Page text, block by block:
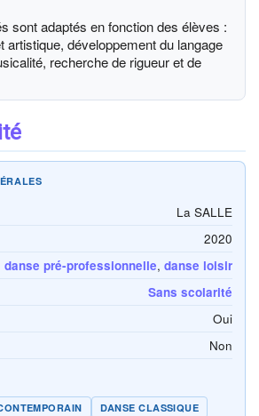
sont adaptés en fonction des élèves :
artistique, développement du langage
recherche de rigueur et de
La SALLE
2020
danse pré-professionnelle, danse loisir
Sans scolarité
Oui
Non
DANSE CLASSIQUE